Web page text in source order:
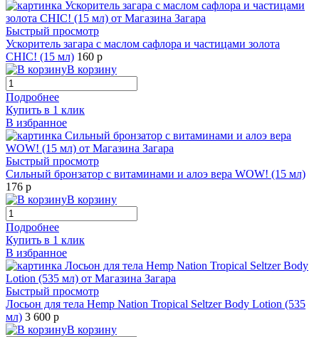
Быстрый просмотр
Ускоритель загара с маслом сафлора и частицами золота
CHIC! (15 мл) 160 р
В корзину
Подробнее
Купить в 1 клик
В избранное
Быстрый просмотр
Сильный бронзатор с витаминами и алоэ вера WOW! (15 мл)
176 р
В корзину
Подробнее
Купить в 1 клик
В избранное
Быстрый просмотр
Лосьон для тела Hemp Nation Tropical Seltzer Body Lotion (535
мл) 3 600 р
В корзину